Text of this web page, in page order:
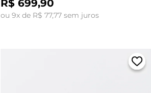
R$ 699,90
ou 9x de R$ 77,77 sem juros